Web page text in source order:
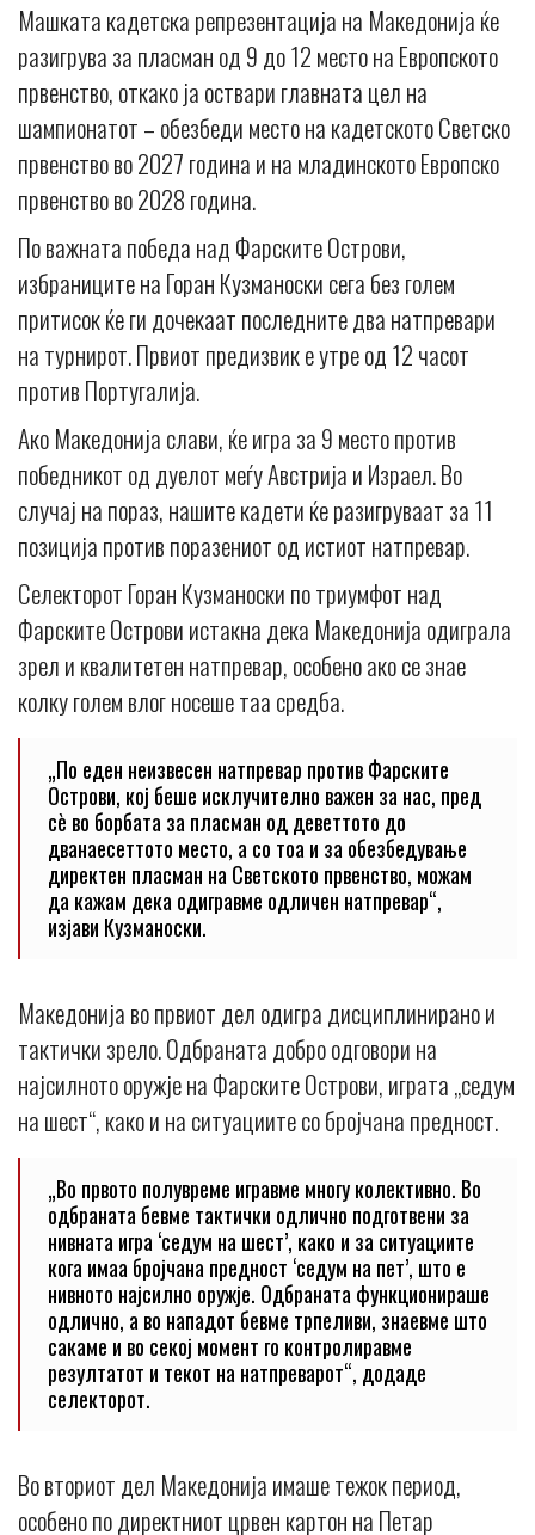
Машката кадетска репрезентација на Македонија ќе
разигрува за пласман од 9 до 12 место на Европското
првенство, откако ја оствари главната цел на
шампионатот – обезбеди место на кадетското Светско
првенство во 2027 година и на младинското Европско
првенство во 2028 година.
По важната победа над Фарските Острови,
избраниците на Горан Кузманоски сега без голем
притисок ќе ги дочекаат последните два натпревари
на турнирот. Првиот предизвик е утре од 12 часот
против Португалија.
Ако Македонија слави, ќе игра за 9 место против
победникот од дуелот меѓу Австрија и Израел. Во
случај на пораз, нашите кадети ќе разигруваат за 11
позиција против поразениот од истиот натпревар.
Селекторот Горан Кузманоски по триумфот над
Фарските Острови истакна дека Македонија одиграла
зрел и квалитетен натпревар, особено ако се знае
колку голем влог носеше таа средба.
„По еден неизвесен натпревар против Фарските
Острови, кој беше исклучително важен за нас, пред
сè во борбата за пласман од деветтото до
дванаесеттото место, а со тоа и за обезбедување
директен пласман на Светското првенство, можам
да кажам дека одигравме одличен натпревар“,
изјави Кузманоски.
Македонија во првиот дел одигра дисциплинирано и
тактички зрело. Одбраната добро одговори на
најсилното оружје на Фарските Острови, играта „седум
на шест“, како и на ситуациите со бројчана предност.
„Во првото полувреме игравме многу колективно. Во
одбраната бевме тактички одлично подготвени за
нивната игра ‘седум на шест’, како и за ситуациите
кога имаа бројчана предност ‘седум на пет’, што е
нивното најсилно оружје. Одбраната функционираше
одлично, а во нападот бевме трпеливи, знаевме што
сакаме и во секој момент го контролиравме
резултатот и текот на натпреварот“, додаде
селекторот.
Во вториот дел Македонија имаше тежок период,
особено по директниот црвен картон на Петар